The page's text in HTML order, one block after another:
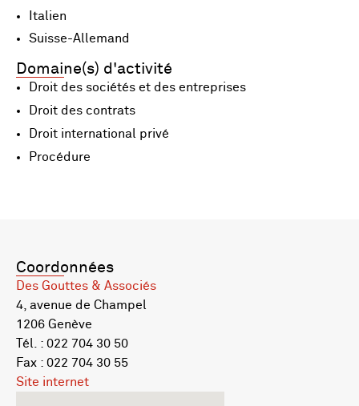
Italien
Suisse-Allemand
Domaine(s) d'activité
Droit des sociétés et des entreprises
Droit des contrats
Droit international privé
Procédure
Coordonnées
Des Gouttes & Associés
4, avenue de Champel
1206 Genève
Tél. : 022 704 30 50
Fax : 022 704 30 55
Site internet